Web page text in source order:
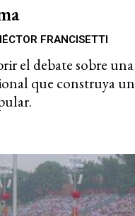
FRANCISETTI
el debate sobre una
que construya un